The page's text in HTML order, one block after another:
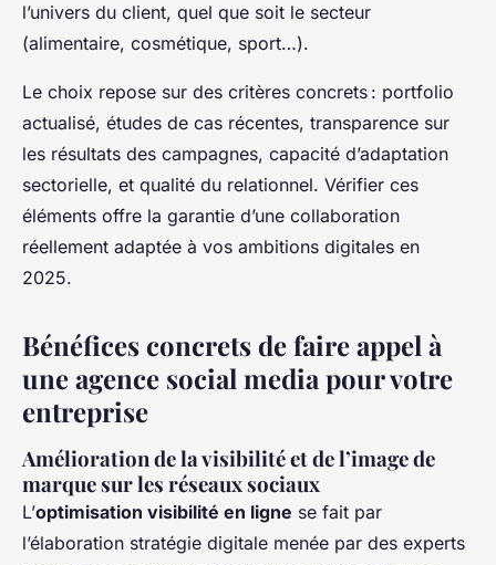
l’univers du client, quel que soit le secteur
(alimentaire, cosmétique, sport…).
Le choix repose sur des critères concrets : portfolio
actualisé, études de cas récentes, transparence sur
les résultats des campagnes, capacité d’adaptation
sectorielle, et qualité du relationnel. Vérifier ces
éléments offre la garantie d’une collaboration
réellement adaptée à vos ambitions digitales en
2025.
Bénéfices concrets de faire appel à
une agence social media pour votre
entreprise
Amélioration de la visibilité et de l’image de
marque sur les réseaux sociaux
L’optimisation visibilité en ligne se fait par
l’élaboration stratégie digitale menée par des experts